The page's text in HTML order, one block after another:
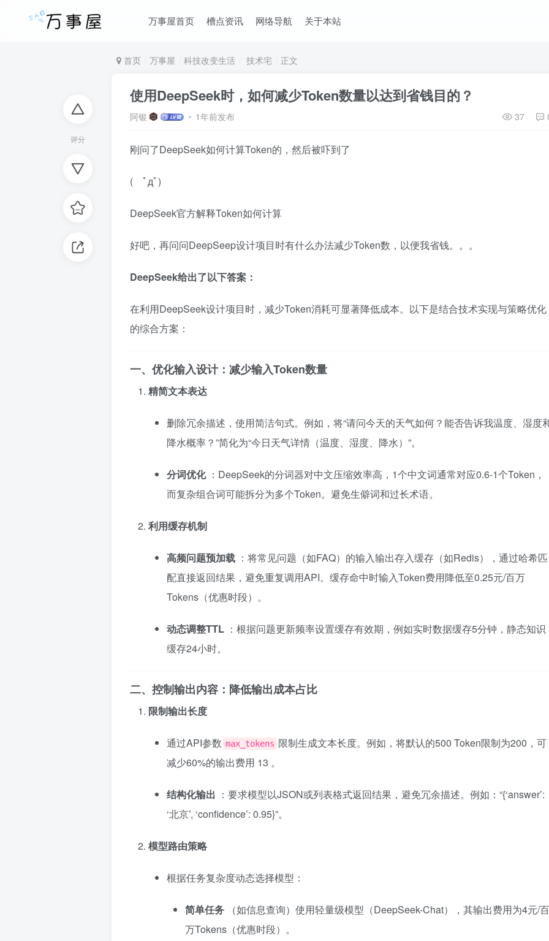
万事屋首页 槽点资讯 网络导航 关于本站
评分
首页 万事屋 科技改变生活 技术宅 正文
使用DeepSeek时，如何减少Token数量以达到省钱目的？
阿银 1年前发布 37
刚问了DeepSeek如何计算Token的，然后被吓到了
( ﾟдﾟ)
DeepSeek官方解释Token如何计算
好吧，再问问DeepSeep设计项目时有什么办法减少Token数，以便我省钱。。。
DeepSeek给出了以下答案：
在利用DeepSeek设计项目时，减少Token消耗可显著降低成本。以下是结合技术实现与策略优化
的综合方案：
一、优化输入设计：减少输入Token数量
精简文本表达
删除冗余描述，使用简洁句式。例如，将“请问今天的天气如何？能否告诉我温度、湿度
降水概率？”简化为“今日天气详情（温度、湿度、降水）”。
分词优化 ：DeepSeek的分词器对中文压缩效率高，1个中文词通常对应0.6-1个Token，
而复杂组合词可能拆分为多个Token。避免生僻词和过长术语。
利用缓存机制
高频问题预加载 ：将常见问题（如FAQ）的输入输出存入缓存（如Redis），通过哈希匹
配直接返回结果，避免重复调用API。缓存命中时输入Token费用降低至0.25元/百万
Tokens（优惠时段）。
动态调整TTL ：根据问题更新频率设置缓存有效期，例如实时数据缓存5分钟，静态知识
缓存24小时。
二、控制输出内容：降低输出成本占比
限制输出长度
通过API参数 max_tokens 限制生成文本长度。例如，将默认的500 Token限制为200，可
减少60%的输出费用 13 。
结构化输出 ：要求模型以JSON或列表格式返回结果，避免冗余描述。例如：“{‘answer’:
‘北京’, ‘confidence’: 0.95}”。
模型路由策略
根据任务复杂度动态选择模型：
简单任务
（如信息查询）使用轻量级模型（DeepSeek-Chat），其输出费用为4元/百
万Tokens（优惠时段）。